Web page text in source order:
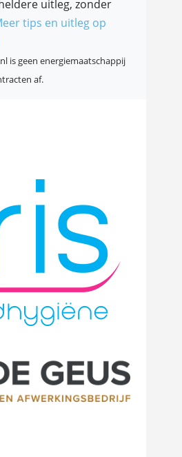
uitleg, zonder
tips en uitleg op
is geen energiemaatschappij
af.